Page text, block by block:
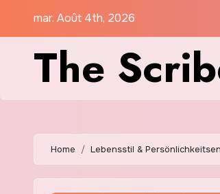
mar. Août 4th, 2026
The
Home Lebensstil &